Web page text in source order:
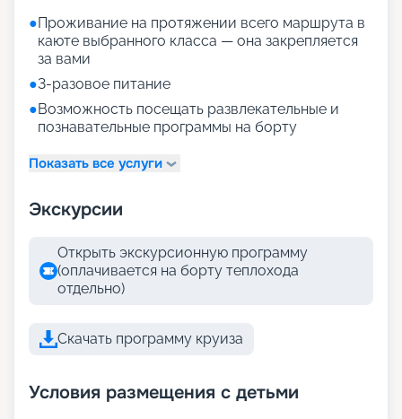
●Проживание на протяжении всего маршрута в
каюте выбранного класса — она закрепляется
за вами
●3-разовое питание
●Возможность посещать развлекательные и
познавательные программы на борту
Показать все услуги
Экскурсии
Открыть экскурсионную программу
(оплачивается на борту теплохода
отдельно)
Скачать программу круиза
Условия размещения с детьми